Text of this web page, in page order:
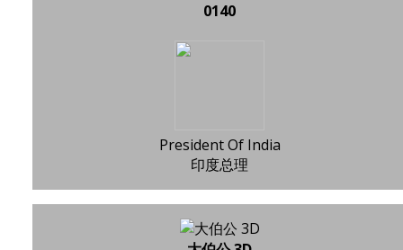
0140
President Of India
印度总理